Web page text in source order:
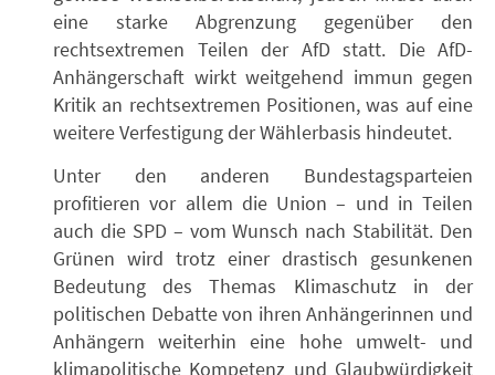
eine starke Abgrenzung gegenüber den
rechtsextremen Teilen der AfD statt. Die AfD-
Anhängerschaft wirkt weitgehend immun gegen
Kritik an rechtsextremen Positionen, was auf eine
weitere Verfestigung der Wählerbasis hindeutet.
Unter den anderen Bundestagsparteien
profitieren vor allem die Union – und in Teilen
auch die SPD – vom Wunsch nach Stabilität. Den
Grünen wird trotz einer drastisch gesunkenen
Bedeutung des Themas Klimaschutz in der
politischen Debatte von ihren Anhängerinnen und
Anhängern weiterhin eine hohe umwelt- und
klimapolitische Kompetenz und Glaubwürdigkeit